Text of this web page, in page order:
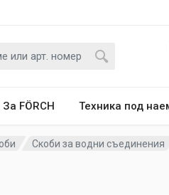
За FÖRCH Техника под
Скоби за водни съединения